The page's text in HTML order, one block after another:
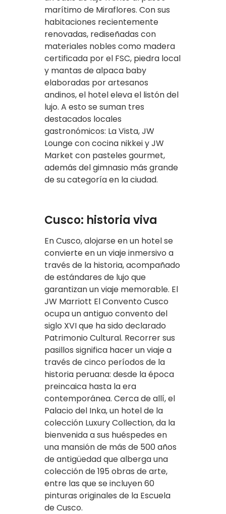
marítimo de Miraflores. Con sus
habitaciones recientemente
renovadas, rediseñadas con
materiales nobles como madera
certificada por el FSC, piedra local
y mantas de alpaca baby
elaboradas por artesanos
andinos, el hotel eleva el listón del
lujo. A esto se suman tres
destacados locales
gastronómicos: La Vista, JW
Lounge con cocina nikkei y JW
Market con pasteles gourmet,
además del gimnasio más grande
de su categoría en la ciudad.
Cusco: historia viva
En Cusco, alojarse en un hotel se
convierte en un viaje inmersivo a
través de la historia, acompañado
de estándares de lujo que
garantizan un viaje memorable. El
JW Marriott El Convento Cusco
ocupa un antiguo convento del
siglo XVI que ha sido declarado
Patrimonio Cultural. Recorrer sus
pasillos significa hacer un viaje a
través de cinco períodos de la
historia peruana: desde la época
preincaica hasta la era
contemporánea. Cerca de allí, el
Palacio del Inka, un hotel de la
colección Luxury Collection, da la
bienvenida a sus huéspedes en
una mansión de más de 500 años
de antigüedad que alberga una
colección de 195 obras de arte,
entre las que se incluyen 60
pinturas originales de la Escuela
de Cusco.